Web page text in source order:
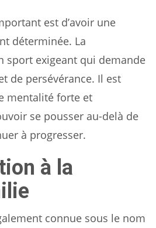
est d’avoir une
déterminée. La
sport exigeant qui demande
de persévérance. Il est
mentalité forte et
se pousser au-delà de
à progresser.
à la
connue sous le nom